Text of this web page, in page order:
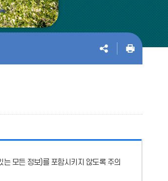
모든 정보)를 포함시키지 않도록 주의